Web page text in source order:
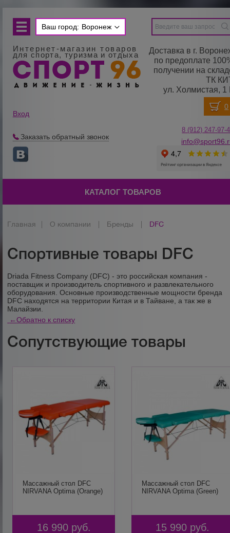
Ваш город: Воронеж
Интернет-магазин товаров
для спорта, туризма и отдыха
Доставка в г.
по предоплате
получении на
ТК
ул. Холмистая, 1
Вход
Заказать обратный звонок
8 (912) 247-97-
КАТАЛОГ ТОВАРОВ
Главная О компании Бренды DFC
Спортивные товары DFC
Driada Fitness Company (DFC) - это российская компания -
поставщик и производитель спортивного и развлекательного
оборудования. Основные производственные мощности бренда
DFC находятся на территории Китая и в Тайване, а так же в
Малайзии.
←Обратно к списку
Сопутствующие товары
Массажный стол DFC
NIRVANA Optima (Orange)
16 990 руб.
Массажный стол DFC
NIRVANA Optima (Green)
15 990 руб.